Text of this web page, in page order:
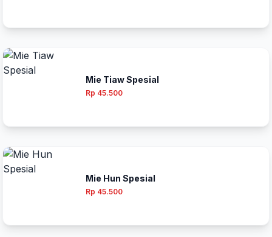
Mie Tiaw Spesial
Rp 45.500
Mie Hun Spesial
Rp 45.500